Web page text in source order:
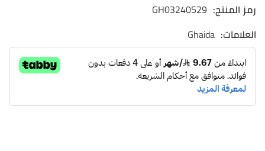
نشحن لجميع أنحاء المملكة العربية السعودية
التوصيل خلال ٢-٤ ايام
الاسترجاع والاستبدال
الاستبدال والاسترجاع مجاني
رمز المنتج: GH03240529
العلامات: Ghaida